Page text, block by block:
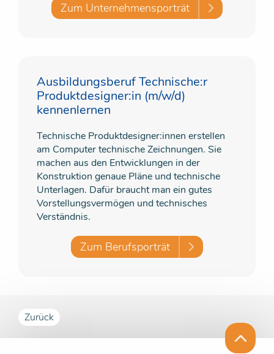
Zum Unternehmensporträt
Ausbildungsberuf Technische:r
Produktdesigner:in (m/w/d)
kennenlernen
Technische Produktdesigner:innen erstellen
am Computer technische Zeichnungen. Sie
machen aus den Entwicklungen in der
Konstruktion genaue Pläne und technische
Unterlagen. Dafür braucht man ein gutes
Vorstellungsvermögen und technisches
Verständnis.
Zum Berufsporträt
Zurück